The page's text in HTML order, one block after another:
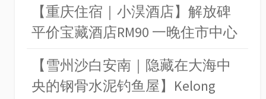
【重庆住宿｜小淏酒店】解放碑
平价宝藏酒店RM90 一晚住市中心
【雪州沙白安南｜隐藏在大海中
央的钢骨水泥钓鱼屋】Kelong